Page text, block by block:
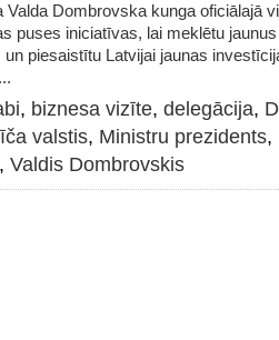
Valda Dombrovska kunga oficiālajā
puses iniciatīvas, lai meklētu
un piesaistītu Latvijai jaunas
, biznesa vizīte, delegācija,
valstis, Ministru prezidents,
, Valdis Dombrovskis